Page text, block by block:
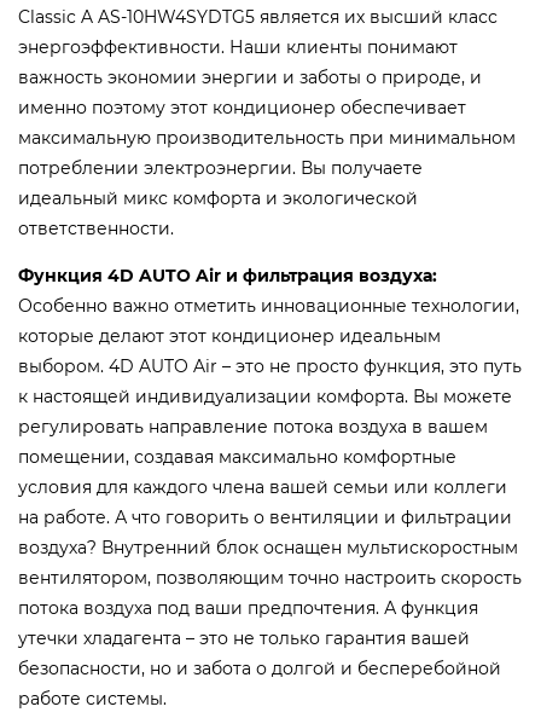
Classic A AS-10HW4SYDTG5 является их высший класс
энергоэффективности. Наши клиенты понимают
важность экономии энергии и заботы о природе, и
именно поэтому этот кондиционер обеспечивает
максимальную производительность при минимальном
потреблении электроэнергии. Вы получаете
идеальный микс комфорта и экологической
ответственности.
Функция 4D AUTO Air и фильтрация воздуха:
Особенно важно отметить инновационные технологии,
которые делают этот кондиционер идеальным
выбором. 4D AUTO Air – это не просто функция, это путь
к настоящей индивидуализации комфорта. Вы можете
регулировать направление потока воздуха в вашем
помещении, создавая максимально комфортные
условия для каждого члена вашей семьи или коллеги
на работе. А что говорить о вентиляции и фильтрации
воздуха? Внутренний блок оснащен мультискоростным
вентилятором, позволяющим точно настроить скорость
потока воздуха под ваши предпочтения. А функция
утечки хладагента – это не только гарантия вашей
безопасности, но и забота о долгой и бесперебойной
работе системы.